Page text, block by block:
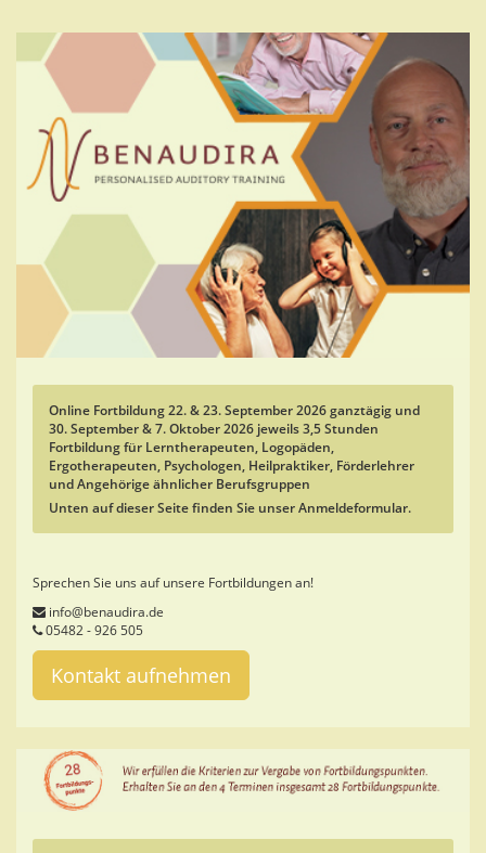
Online Fortbildung 22. & 23.September 2026 ganztägig und
30. September & 7. Oktober 2026 jeweils 3,5 Stunden
Fortbildung für Lerntherapeuten, Logopäden,
Ergotherapeuten, Psychologen, Heilpraktiker, Förderlehrer
und Angehörige ähnlicher Berufsgruppen
Unten auf dieser Seite finden Sie unser Anmeldeformular.
Sprechen Sie uns auf unsere Fortbildungen an!
info@benaudira.de
05482 - 926 505
Kontakt aufnehmen